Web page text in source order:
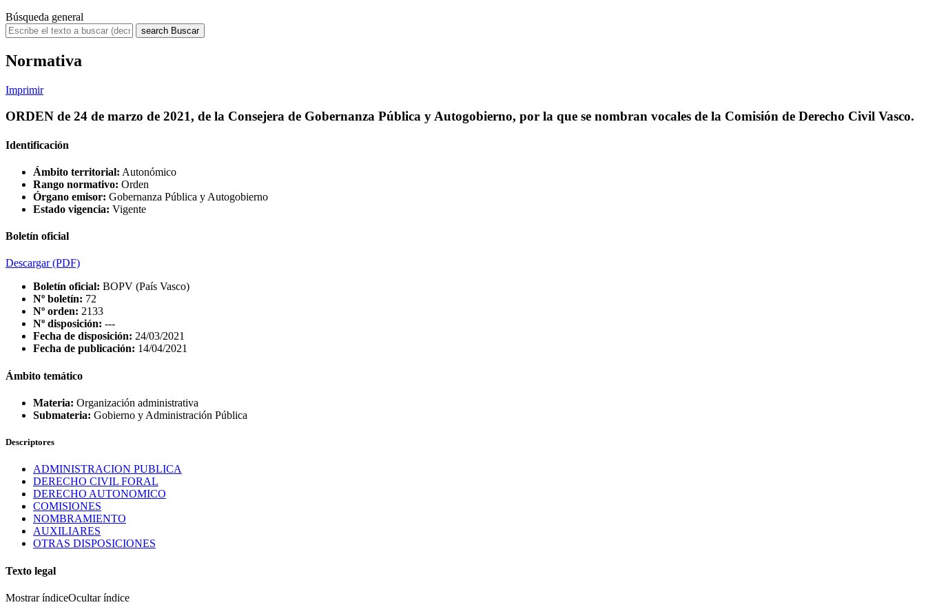
Búsqueda general
search Buscar
Normativa
Imprimir
ORDEN de 24 de marzo de 2021, de la Consejera de Gobernanza Pública y Autogobierno, por la que se nombran vocales de la Comisión de Derecho Civil Vasco.
Identificación
Ámbito territorial: Autonómico
Rango normativo: Orden
Órgano emisor: Gobernanza Pública y Autogobierno
Estado vigencia: Vigente
Boletín oficial
Descargar(PDF)
Boletín oficial: BOPV (País Vasco)
Nº boletín: 72
Nº orden: 2133
Nº disposición: ---
Fecha de disposición: 24/03/2021
Fecha de publicación: 14/04/2021
Ámbito temático
Materia: Organización administrativa
Submateria: Gobierno y Administración Pública
Descriptores
ADMINISTRACION PUBLICA
DERECHO CIVIL FORAL
DERECHO AUTONOMICO
COMISIONES
NOMBRAMIENTO
AUXILIARES
OTRAS DISPOSICIONES
Texto legal
Mostrar índiceOcultar índice